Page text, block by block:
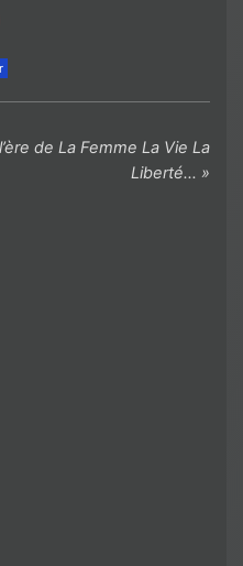
de La Femme La Vie La
Liberté… »